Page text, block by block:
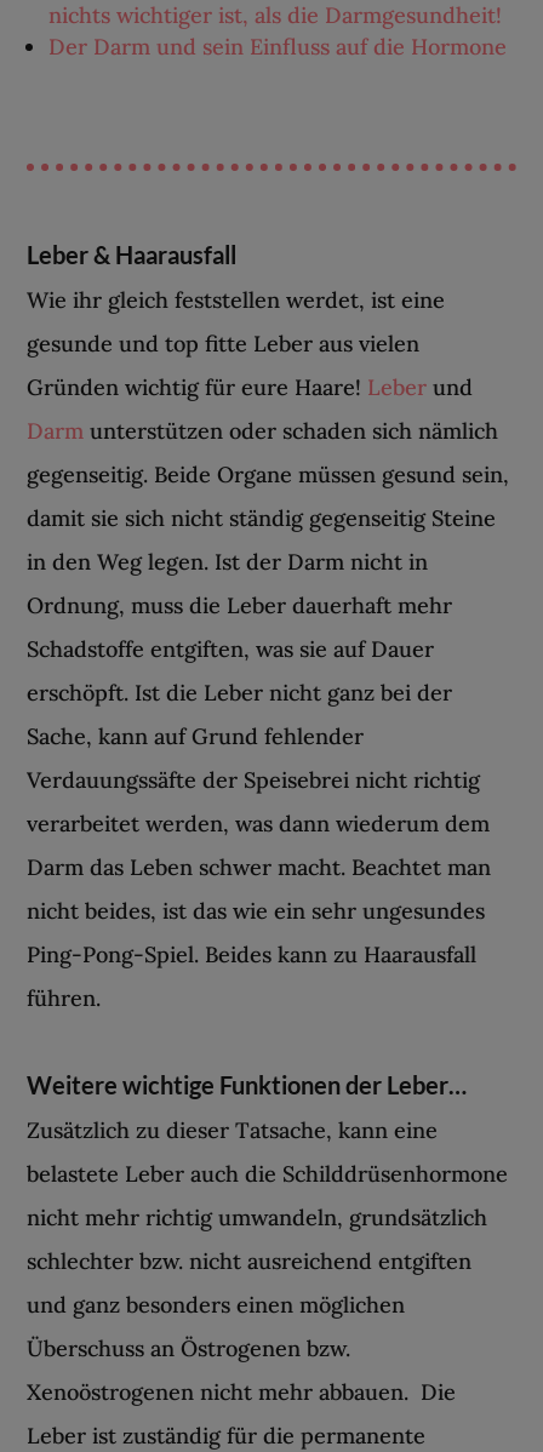
nichts wichtiger ist, als die Darmgesundheit!
Der Darm und sein Einfluss auf die Hormone
Leber & Haarausfall
Wie ihr gleich feststellen werdet, ist eine
gesunde und top fitte Leber aus vielen
Gründen wichtig für eure Haare! Leber und
Darm unterstützen oder schaden sich nämlich
gegenseitig. Beide Organe müssen gesund sein,
damit sie sich nicht ständig gegenseitig Steine
in den Weg legen. Ist der Darm nicht in
Ordnung, muss die Leber dauerhaft mehr
Schadstoffe entgiften, was sie auf Dauer
erschöpft. Ist die Leber nicht ganz bei der
Sache, kann auf Grund fehlender
Verdauungssäfte der Speisebrei nicht richtig
verarbeitet werden, was dann wiederum dem
Darm das Leben schwer macht. Beachtet man
nicht beides, ist das wie ein sehr ungesundes
Ping-Pong-Spiel. Beides kann zu Haarausfall
führen.
Weitere wichtige Funktionen der Leber…
Zusätzlich zu dieser Tatsache, kann eine
belastete Leber auch die Schilddrüsenhormone
nicht mehr richtig umwandeln, grundsätzlich
schlechter bzw. nicht ausreichend entgiften
und ganz besonders einen möglichen
Überschuss an Östrogenen bzw.
Xenoöstrogenen nicht mehr abbauen. Die
Leber ist zuständig für die permanente